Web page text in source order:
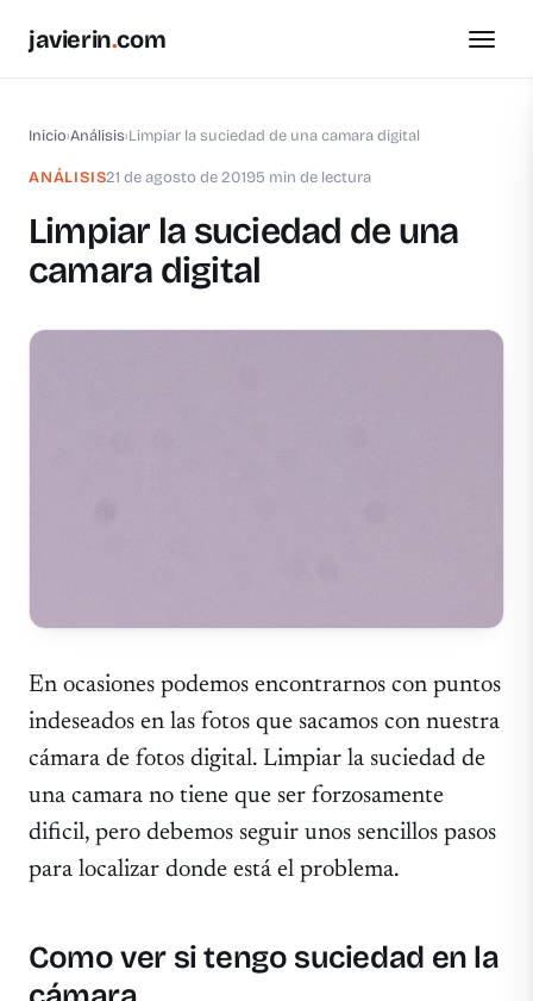
javierin.com
Inicio›Análisis›Limpiar la suciedad de una camara digital
ANÁLISIS21 de agosto de 20195 min de lectura
Limpiar la suciedad de una
camara digital
En ocasiones podemos encontrarnos con puntos
indeseados en las fotos que sacamos con nuestra
cámara de fotos digital. Limpiar la suciedad de
una camara no tiene que ser forzosamente
dificil, pero debemos seguir unos sencillos pasos
para localizar donde está el problema.
Como ver si tengo suciedad en la